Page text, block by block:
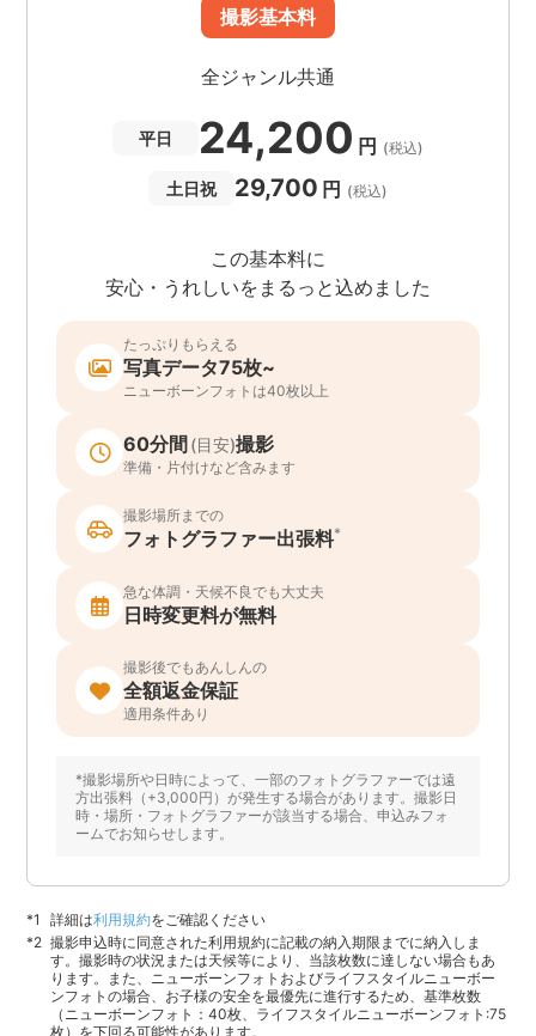
撮影基本料
全ジャンル共通
平日 24,200 円 (税込)
土日祝 29,700 円 (税込)
この基本料に
安心・うれしいをまるっと込めました
たっぷりもらえる
写真データ75枚~
ニューボーンフォトは40枚以上
60分間(目安)撮影
準備・片付けなど含みます
撮影場所までの
フォトグラファー出張料*
急な体調・天候不良でも大丈夫
日時変更料が無料
撮影後でもあんしんの
全額返金保証
適用条件あり
*撮影場所や日時によって、一部のフォトグラファーでは遠
方出張料（+3,000円）が発生する場合があります。撮影日
時・場所・フォトグラファーが該当する場合、申込みフォ
ームでお知らせします。
詳細は利用規約をご確認ください
撮影申込時に同意された利用規約に記載の納入期限までに納入しま
す。撮影時の状況または天候等により、当該枚数に達しない場合もあ
ります。また、ニューボーンフォトおよびライフスタイルニューボー
ンフォトの場合、お子様の安全を最優先に進行するため、基準枚数
（ニューボーンフォト：40枚、ライフスタイルニューボーンフォト:75
枚）を下回る可能性があります。